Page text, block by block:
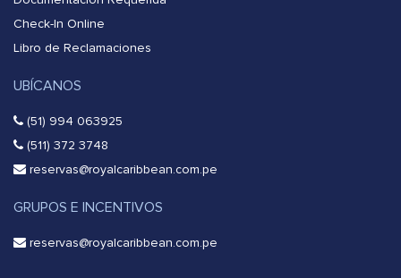
Check-In Online
Libro de Reclamaciones
UBÍCANOS
(51) 994 063925
(511) 372 3748
reservas@royalcaribbean.com.pe
GRUPOS E INCENTIVOS
reservas@royalcaribbean.com.pe